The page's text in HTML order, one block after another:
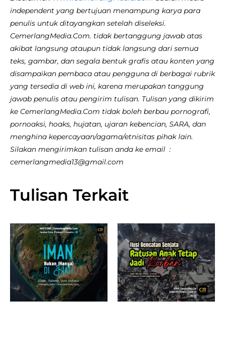
independent yang bertujuan menampung karya para
penulis untuk ditayangkan setelah diseleksi.
CemerlangMedia.Com. tidak bertanggung jawab atas
akibat langsung ataupun tidak langsung dari semua
teks, gambar, dan segala bentuk grafis atau konten yang
disampaikan pembaca atau pengguna di berbagai rubrik
yang tersedia di web ini, karena merupakan tanggung
jawab penulis atau pengirim tulisan. Tulisan yang dikirim
ke CemerlangMedia.Com tidak boleh berbau pornografi,
pornoaksi, hoaks, hujatan, ujaran kebencian, SARA, dan
menghina kepercayaan/agama/etnisitas pihak lain.
Silakan mengirimkan tulisan anda ke email :
cemerlangmedia13@gmail.com
Tulisan Terkait